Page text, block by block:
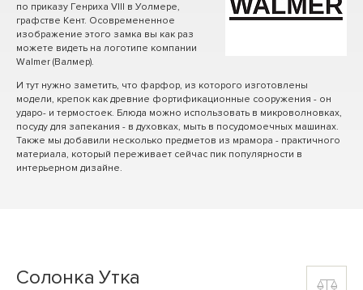
по приказу Генриха VIII в Уолмере,
графстве Кент. Осовремененное
изображение этого замка вы как раз
можете видеть на логотипе компании
Walmer (Валмер).
И тут нужно заметить, что фарфор, из которого изготовлены
модели, крепок как древние фортификационные сооружения - он
ударо- и термостоек. Блюда можно использовать в микроволновках,
посуду для запекания - в духовках, мыть в посудомоечных машинах.
Также мы добавили несколько предметов из мрамора - практичного
материала, который переживает сейчас пик популярности в
интерьерном дизайне.
Солонка Утка